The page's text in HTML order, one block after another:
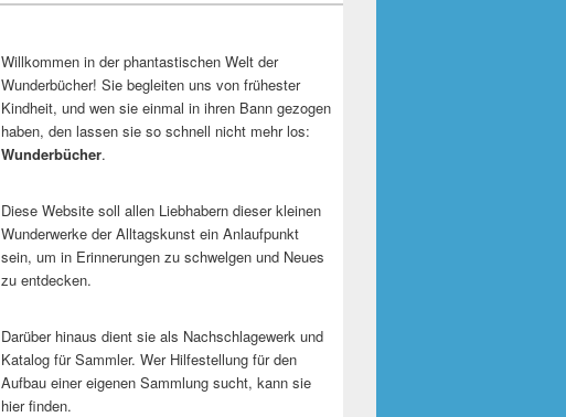
Willkommen in der phantastischen Welt der
Wunderbücher! Sie begleiten uns von frühester
Kindheit, und wen sie einmal in ihren Bann gezogen
haben, den lassen sie so schnell nicht mehr los:
Wunderbücher.
Diese Website soll allen Liebhabern dieser kleinen
Wunderwerke der Alltagskunst ein Anlaufpunkt
sein, um in Erinnerungen zu schwelgen und Neues
zu entdecken.
Darüber hinaus dient sie als Nachschlagewerk und
Katalog für Sammler. Wer Hilfestellung für den
Aufbau einer eigenen Sammlung sucht, kann sie
hier finden.